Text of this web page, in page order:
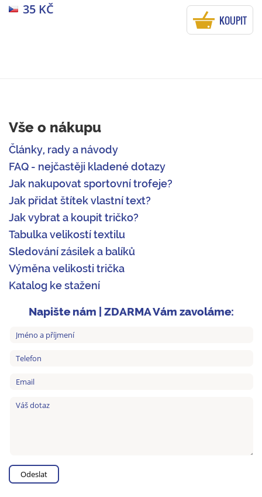
35 KČ
KOUPIT
Vše o nákupu
Články, rady a návody
FAQ - nejčastěji kladené dotazy
Jak nakupovat sportovní trofeje?
Jak přidat štítek vlastní text?
Jak vybrat a koupit tričko?
Tabulka velikostí textilu
Sledování zásilek a balíků
Výměna velikosti trička
Katalog ke stažení
Napište nám | ZDARMA Vám zavoláme: